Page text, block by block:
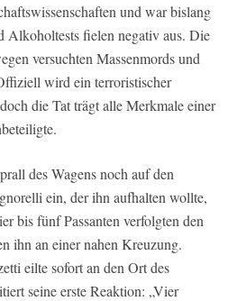
und war bislang
Alkoholtests fielen negativ aus. Die
versuchten Massenmords und
wird ein terroristischer
die Tat trägt alle Merkmale einer
des Wagens noch auf den
ein, der ihn aufhalten wollte,
bis fünf Passanten verfolgten den
ihn an einer nahen Kreuzung.
eilte sofort an den Ort des
seine erste Reaktion: „Vier